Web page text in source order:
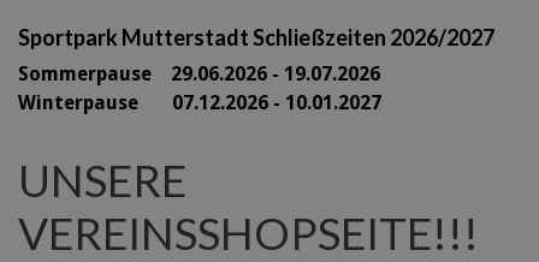
Sportpark Mutterstadt Schließzeiten 2026/2027
Sommerpause 29.06.2026 - 19.07.2026
Winterpause 07.12.2026 - 10.01.2027
UNSERE
VEREINSSHOPSEITE!!!